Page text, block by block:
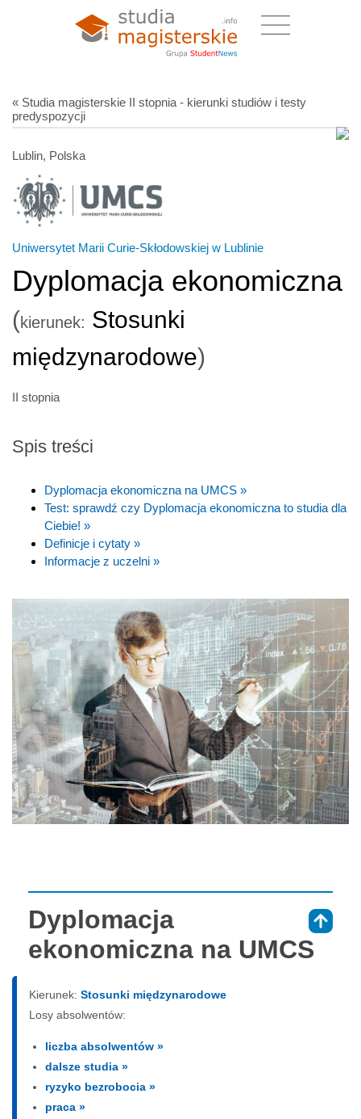
« Studia magisterskie II stopnia - kierunki studiów i testy
predyspozycji
Lublin, Polska
Uniwersytet Marii Curie-Skłodowskiej w Lublinie
Dyplomacja ekonomiczna
(kierunek: Stosunki
międzynarodowe)
II stopnia
Spis treści
Dyplomacja ekonomiczna na UMCS »
Test: sprawdź czy Dyplomacja ekonomiczna to studia dla
Ciebie! »
Definicje i cytaty »
Informacje z uczelni »
Dyplomacja
ekonomiczna na UMCS
Kierunek: Stosunki międzynarodowe
Losy absolwentów:
liczba absolwentów »
dalsze studia »
ryzyko bezrobocia »
praca »